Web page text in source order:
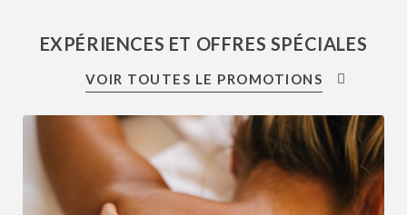
EXPÉRIENCES ET OFFRES SPÉCIALES
EN SAVOIR PLUS